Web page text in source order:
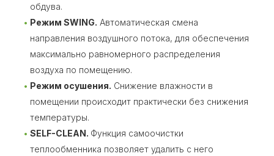
обдува.
Режим SWING. Автоматическая смена
направления воздушного потока, для обеспечения
максимально равномерного распределения
воздуха по помещению.
Режим осушения. Снижение влажности в
помещении происходит практически без снижения
температуры.
SELF-CLEAN. Функция самоочистки
теплообменника позволяет удалить с него